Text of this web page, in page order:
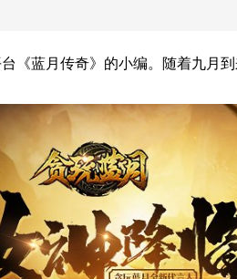
《蓝月传奇》的小编。随着九月